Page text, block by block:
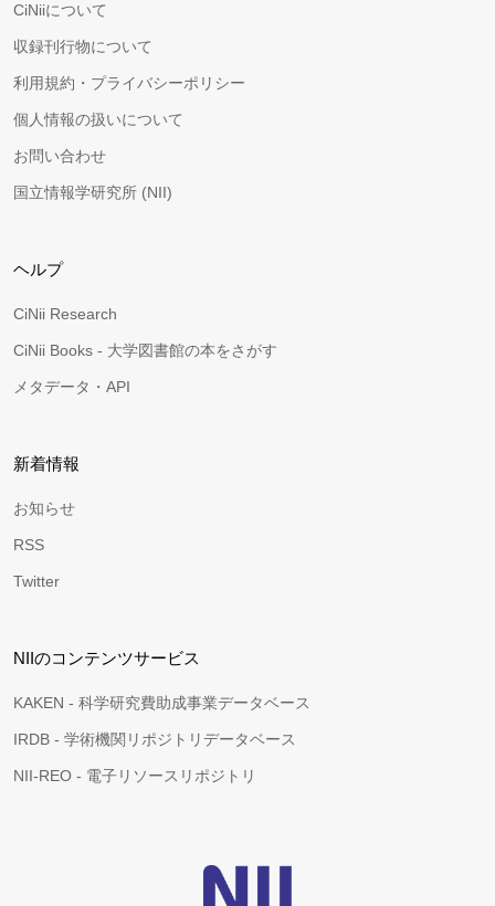
CiNiiについて
収録刊行物について
利用規約・プライバシーポリシー
個人情報の扱いについて
お問い合わせ
国立情報学研究所 (NII)
ヘルプ
CiNii Research
CiNii Books - 大学図書館の本をさがす
メタデータ・API
新着情報
お知らせ
RSS
Twitter
NIIのコンテンツサービス
KAKEN - 科学研究費助成事業データベース
IRDB - 学術機関リポジトリデータベース
NII-REO - 電子リソースリポジトリ